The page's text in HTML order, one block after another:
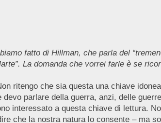
fatto di Hillman, che parla del
La domanda che vorrei farle è se
ritengo che sia questa una chiave
parlare della guerra, anzi, delle
interessato a questa chiave di lettura.
che la nostra natura lo consente – ma